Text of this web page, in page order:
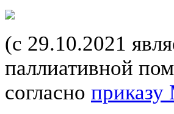
(с 29.10.2021
паллиативной
согласно приказу